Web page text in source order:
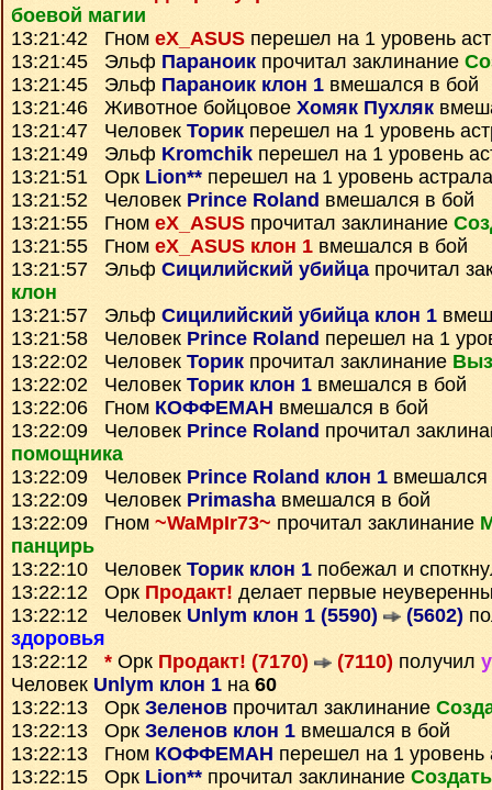
боевой магии
13:21:42 Гном eX_ASUS перешел на 1 уровень
13:21:45 Эльф Параноик прочитал заклинание
13:21:45 Эльф Параноик клон 1 вмешался в бой
13:21:46 Животное бойцовое Хомяк Пухляк
13:21:47 Человек Торик перешел на 1 уровень
13:21:49 Эльф Kromchik перешел на 1 уровень
13:21:51 Орк Lion** перешел на 1 уровень астрала
13:21:52 Человек Prince Roland вмешался в бой
13:21:55 Гном eX_ASUS прочитал заклинание
13:21:55 Гном eX_ASUS клон 1 вмешался в бой
13:21:57 Эльф Сицилийский убийцапрочитал
клон
13:21:57 Эльф Сицилийский убийца клон 1
13:21:58 Человек Prince Roland перешел на 1
13:22:02 Человек Торик прочитал заклинание
13:22:02 Человек Торик клон 1 вмешался в бой
13:22:06 Гном КОФФЕМАН вмешался в бой
13:22:09 Человек Prince Roland прочитал
помощника
13:22:09 Человек Prince Roland клон 1 вмешался
13:22:09 Человек Primashaвмешался в бой
13:22:09 Гном ~WaMpIr73~ прочитал заклинание
панцирь
13:22:10 Человек Торик клон 1 побежал и
13:22:12 Орк Продакт! делает первые
13:22:12 Человек Unlym клон 1 (5590) (5602)
здоровья
13:22:12 * Орк Продакт! (7170) (7110) получил
Человек Unlym клон 1 на 60
13:22:13 Орк Зеленов прочитал заклинание
13:22:13 Орк Зеленов клон 1 вмешался в бой
13:22:13 Гном КОФФЕМАН перешел на 1 уровень
13:22:15 Орк Lion** прочитал заклинание